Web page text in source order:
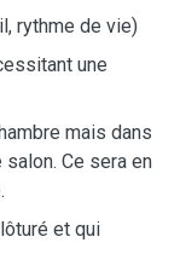
rythme de vie)
une
mais dans
Ce sera en
et qui